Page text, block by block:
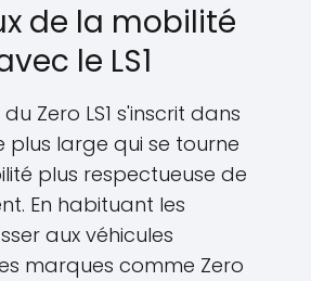
de la mobilité
le LS1
Zero LS1 s'inscrit dans
plus large qui se tourne
plus respectueuse de
En habituant les
aux véhicules
marques comme Zero